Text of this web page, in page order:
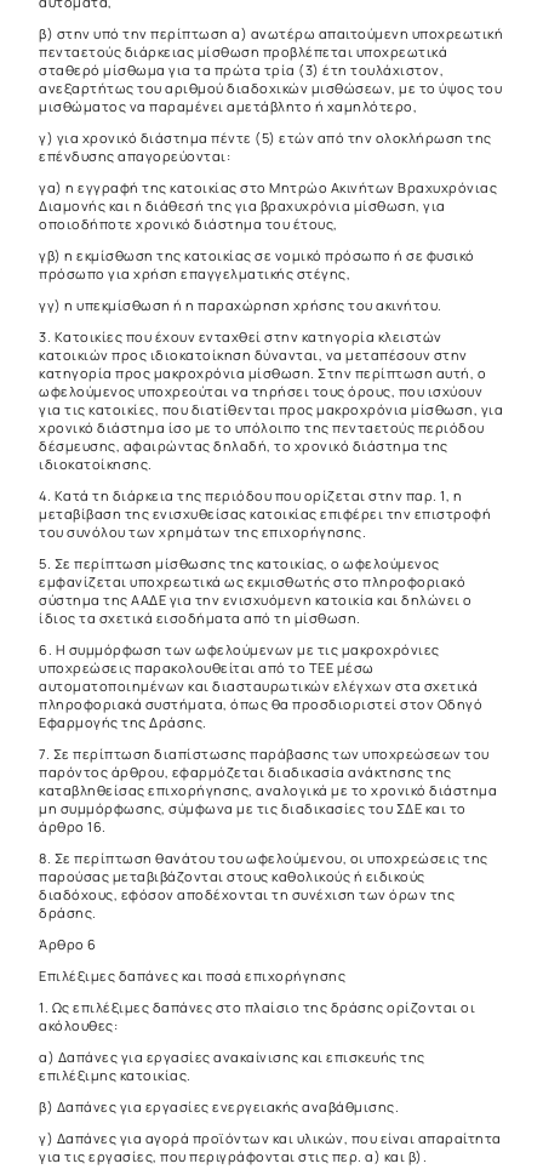
β) στην υπό την περίπτωση α) ανωτέρω απαιτούμενη υποχρεωτική
πενταετούς διάρκειας μίσθωση προβλέπεται υποχρεωτικά
σταθερό μίσθωμα για τα πρώτα τρία (3) έτη τουλάχιστον,
ανεξαρτήτως του αριθμού διαδοχικών μισθώσεων, με το ύψος του
μισθώματος να παραμένει αμετάβλητο ή χαμηλότερο,
γ) για χρονικό διάστημα πέντε (5) ετών από την ολοκλήρωση της
επένδυσης απαγορεύονται:
γα) η εγγραφή της κατοικίας στο Μητρώο Ακινήτων Βραχυχρόνιας
Διαμονής και η διάθεσή της για βραχυχρόνια μίσθωση, για
οποιοδήποτε χρονικό διάστημα του έτους,
γβ) η εκμίσθωση της κατοικίας σε νομικό πρόσωπο ή σε φυσικό
πρόσωπο για χρήση επαγγελματικής στέγης,
γγ) η υπεκμίσθωση ή η παραχώρηση χρήσης του ακινήτου.
3. Κατοικίες που έχουν ενταχθεί στην κατηγορία κλειστών
κατοικιών προς ιδιοκατοίκηση δύνανται, να μεταπέσουν στην
κατηγορία προς μακροχρόνια μίσθωση. Στην περίπτωση αυτή, ο
ωφελούμενος υποχρεούται να τηρήσει τους όρους, που ισχύουν
για τις κατοικίες, που διατίθενται προς μακροχρόνια μίσθωση, για
χρονικό διάστημα ίσο με το υπόλοιπο της πενταετούς περιόδου
δέσμευσης, αφαιρώντας δηλαδή, το χρονικό διάστημα της
ιδιοκατοίκησης.
4. Κατά τη διάρκεια της περιόδου που ορίζεται στην παρ. 1, η
μεταβίβαση της ενισχυθείσας κατοικίας επιφέρει την επιστροφή
του συνόλου των χρημάτων της επιχορήγησης.
5. Σε περίπτωση μίσθωσης της κατοικίας, ο ωφελούμενος
εμφανίζεται υποχρεωτικά ως εκμισθωτής στο πληροφοριακό
σύστημα της ΑΑΔΕ για την ενισχυόμενη κατοικία και δηλώνει ο
ίδιος τα σχετικά εισοδήματα από τη μίσθωση.
6. Η συμμόρφωση των ωφελούμενων με τις μακροχρόνιες
υποχρεώσεις παρακολουθείται από το ΤΕΕ μέσω
αυτοματοποιημένων και διασταυρωτικών ελέγχων στα σχετικά
πληροφοριακά συστήματα, όπως θα προσδιοριστεί στον Οδηγό
Εφαρμογής της Δράσης.
7. Σε περίπτωση διαπίστωσης παράβασης των υποχρεώσεων του
παρόντος άρθρου, εφαρμόζεται διαδικασία ανάκτησης της
καταβληθείσας επιχορήγησης, αναλογικά με το χρονικό διάστημα
μη συμμόρφωσης, σύμφωνα με τις διαδικασίες του ΣΔΕ και το
άρθρο 16.
8. Σε περίπτωση θανάτου του ωφελούμενου, οι υποχρεώσεις της
παρούσας μεταβιβάζονται στους καθολικούς ή ειδικούς
διαδόχους, εφόσον αποδέχονται τη συνέχιση των όρων της
δράσης.
Άρθρο 6
Επιλέξιμες δαπάνες και ποσά επιχορήγησης
1. Ως επιλέξιμες δαπάνες στο πλαίσιο της δράσης ορίζονται οι
ακόλουθες:
α) Δαπάνες για εργασίες ανακαίνισης και επισκευής της
επιλέξιμης κατοικίας.
β) Δαπάνες για εργασίες ενεργειακής αναβάθμισης.
γ) Δαπάνες για αγορά προϊόντων και υλικών, που είναι απαραίτητα
για τις εργασίες, που περιγράφονται στις περ. α) και β).